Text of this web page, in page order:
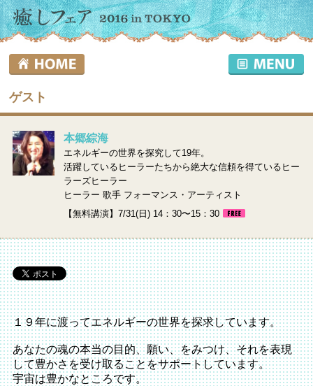
ゲスト
本郷綜海
エネルギーの世界を探究して19年。
活躍しているヒーラーたちから絶大な信頼を得ているヒー
ラーズヒーラー
ヒーラー 歌手 フォーマンス・アーティスト
【無料講演】7/31(日) 14：30〜15：30
１９年に渡ってエネルギーの世界を探求しています。
あなたの魂の本当の目的、願い、をみつけ、それを表現
して豊かさを受け取ることをサポートしています。
宇宙は豊かなところです。